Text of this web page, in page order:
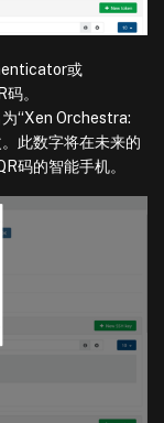
或
。
“Xen Orchestra:
此数字将在未来的
码的智能手机。